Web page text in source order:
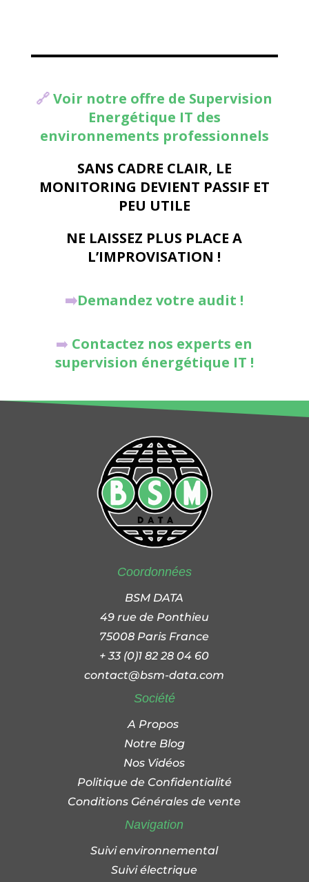
🔗 Voir notre offre de Supervision
Energétique IT des
environnements professionnels
SANS CADRE CLAIR, LE
MONITORING DEVIENT PASSIF ET
PEU UTILE
NE LAISSEZ PLUS PLACE A
L’IMPROVISATION !
➡️Demandez votre audit !
➡️ Contactez nos experts en
supervision énergétique IT !
Coordonnées
BSM DATA
49 rue de Ponthieu
75008 Paris France
+ 33 (0)1 82 28 04 60
contact@bsm-data.com
Société
A Propos
Notre Blog
Nos Vidéos
Politique de Confidentialité
Conditions Générales de vente
Navigation
Suivi environnemental
Suivi électrique